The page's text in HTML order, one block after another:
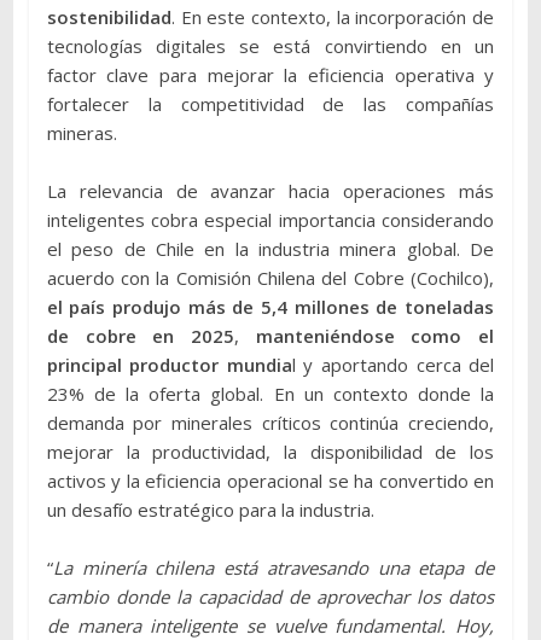
sostenibilidad. En este contexto, la incorporación de
tecnologías digitales se está convirtiendo en un
factor clave para mejorar la eficiencia operativa y
fortalecer la competitividad de las compañías
mineras.
La relevancia de avanzar hacia operaciones más
inteligentes cobra especial importancia considerando
el peso de Chile en la industria minera global. De
acuerdo con la Comisión Chilena del Cobre (Cochilco),
el país produjo más de 5,4 millones de toneladas
de cobre en 2025, manteniéndose como el
principal productor mundial y aportando cerca del
23% de la oferta global. En un contexto donde la
demanda por minerales críticos continúa creciendo,
mejorar la productividad, la disponibilidad de los
activos y la eficiencia operacional se ha convertido en
un desafío estratégico para la industria.
“La minería chilena está atravesando una etapa de
cambio donde la capacidad de aprovechar los datos
de manera inteligente se vuelve fundamental. Hoy,